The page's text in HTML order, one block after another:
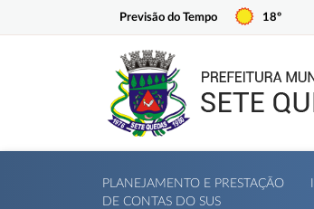
Previsão do Tempo 18º
PLANEJAMENTO E PRESTAÇÃO
DE CONTAS DO SUS